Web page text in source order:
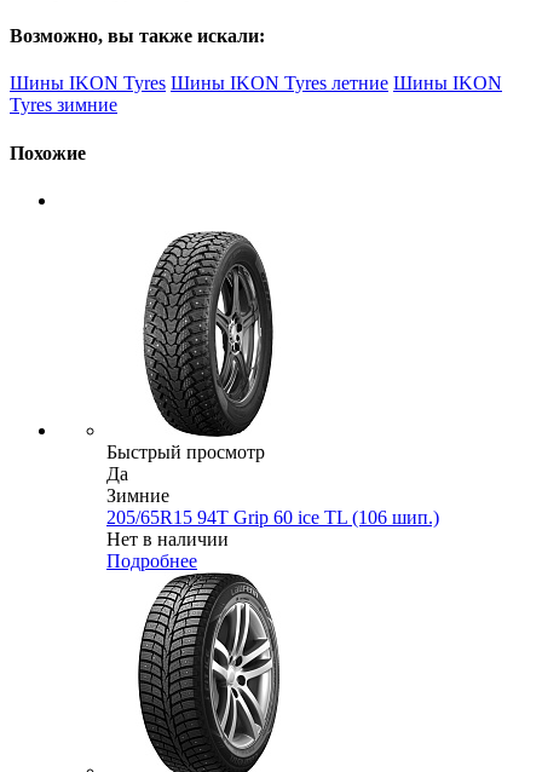
Возможно, вы также искали:
Шины IKON Tyres Шины IKON Tyres летние Шины IKON
Tyres зимние
Похожие
Быстрый просмотр
Да
Зимние
205/65R15 94T Grip 60 ice TL (106 шип.)
Нет в наличии
Подробнее